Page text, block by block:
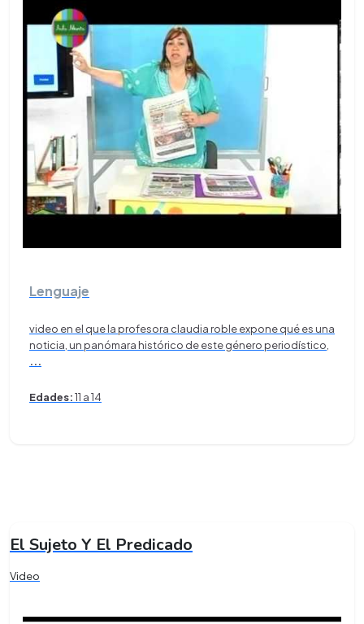
Lenguaje
video en el que la profesora claudia roble expone qué es una
noticia, un panómara histórico de este género periodístico,
...
Edades:11 a 14
El Sujeto Y El Predicado
Video